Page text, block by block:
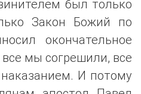
был только
Закон Божий по
окончательное
мы согрешили, все
И потому